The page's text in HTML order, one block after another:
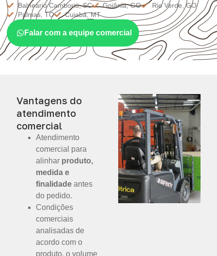
Balneário Camboriú, SC
Goiânia, GO
Rio Verde, GO
Palmas, TO
Cuiabá, MT
Falar com a equipe comercial
Vantagens do
atendimento
comercial
Atendimento
comercial para
alinhar produto,
medida e
finalidade antes
do pedido.
Condições
comerciais
analisadas de
acordo com o
produto, o volume